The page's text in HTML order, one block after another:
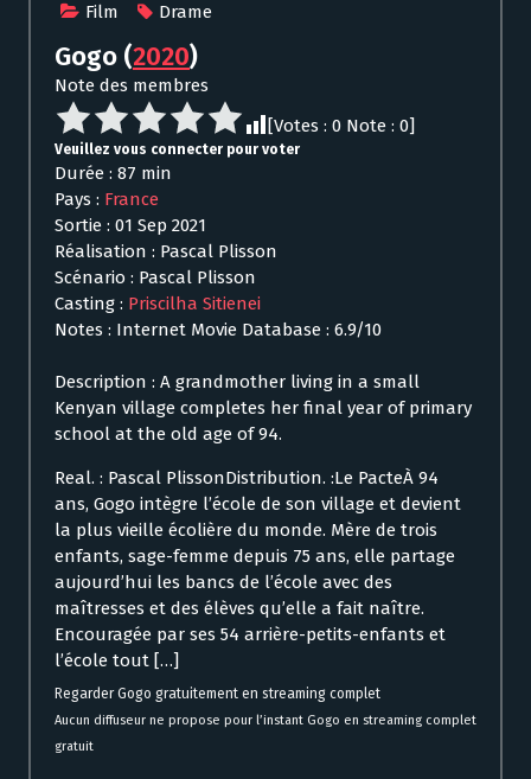
Film Drame
Gogo (2020)
Note des membres
[Votes : 0 Note : 0]
Veuillez vous connecter pour voter
Durée : 87 min
Pays : France
Sortie : 01 Sep 2021
Réalisation : Pascal Plisson
Scénario : Pascal Plisson
Casting : Priscilha Sitienei
Notes : Internet Movie Database : 6.9/10
Description : A grandmother living in a small
Kenyan village completes her final year of primary
school at the old age of 94.
Real. : Pascal PlissonDistribution. :Le PacteÀ 94
ans, Gogo intègre l’école de son village et devient
la plus vieille écolière du monde. Mère de trois
enfants, sage-femme depuis 75 ans, elle partage
aujourd’hui les bancs de l’école avec des
maîtresses et des élèves qu’elle a fait naître.
Encouragée par ses 54 arrière-petits-enfants et
l’école tout […]
Regarder Gogo gratuitement en streaming complet
Aucun diffuseur ne propose pour l’instant Gogo en streaming complet
gratuit